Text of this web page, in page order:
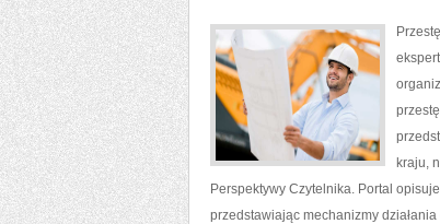
kraju,
Perspektywy Czytelnika. Portal
przedstawiając mechanizmy